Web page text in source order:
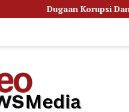
Dana Hibah Pilkada, Kejati